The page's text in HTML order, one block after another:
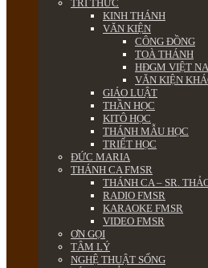
TRI THỨC
KINH THÁNH
VĂN KIỆN
CÔNG ĐỒNG
TOÀ THÁNH
HĐGM VIỆT
VĂN KIỆN
GIÁO LUẬT
THẦN HỌC
KITÔ HỌC
THÁNH MẪU HỌC
TRIẾT HỌC
ĐỨC MARIA
THÁNH CA FMSR
THÁNH CA – SR.
RADIO FMSR
KARAOKE FMSR
VIDEO FMSR
ƠN GỌI
TÂM LÝ
NGHỆ THUẬT SỐNG